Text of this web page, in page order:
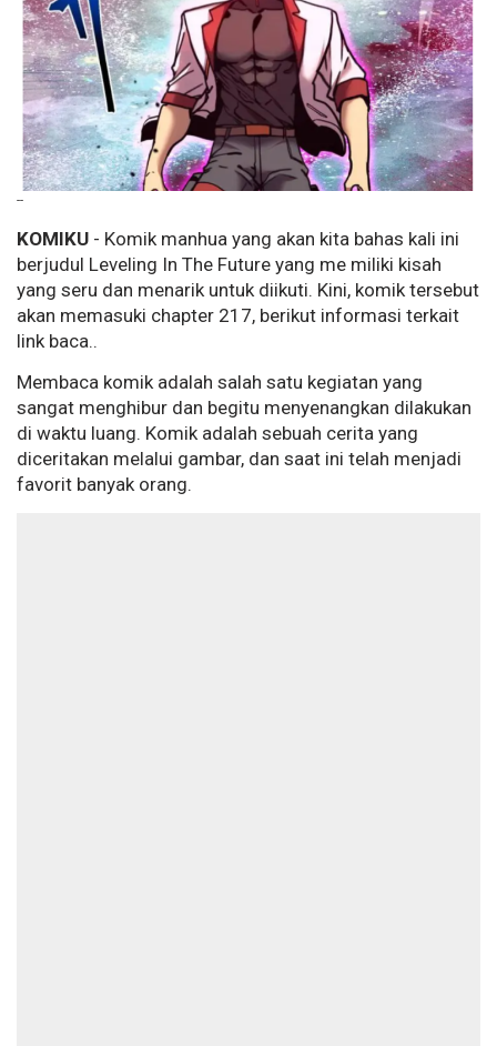
--
KOMIKU - Komik manhua yang akan kita bahas kali ini
berjudul Leveling In The Future yang me miliki kisah
yang seru dan menarik untuk diikuti. Kini, komik tersebut
akan memasuki chapter 217, berikut informasi terkait
link baca..
Membaca komik adalah salah satu kegiatan yang
sangat menghibur dan begitu menyenangkan dilakukan
di waktu luang. Komik adalah sebuah cerita yang
diceritakan melalui gambar, dan saat ini telah menjadi
favorit banyak orang.